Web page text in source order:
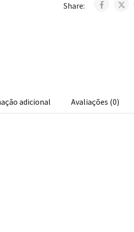
Share:
adicional Avaliações (0)